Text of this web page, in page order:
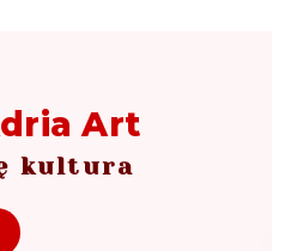
Art
kultura